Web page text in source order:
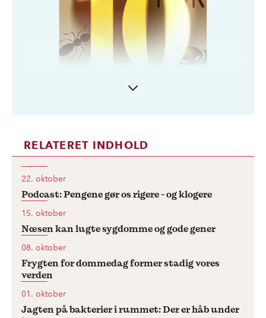
Vi hører altid om de store grene på
videnskabens træ - fysik, kemi, sociologi osv.
- men hver gren rummer en enorm
mangfoldighed og rigdom af små,
videnskabelige nicher, som ofte går
ubemærket hen.
I podcastserien '
har hørt om' dykker vi ned i historien og
RELATERET INDHOLD
22. oktober
Podcast: Pengene gør os rigere - og klogere
15. oktober
Næsen kan lugte sygdomme og gode gener
08. oktober
Frygten for dommedag former stadig vores
verden
01. oktober
Jagten på bakterier i rummet: Der er håb under